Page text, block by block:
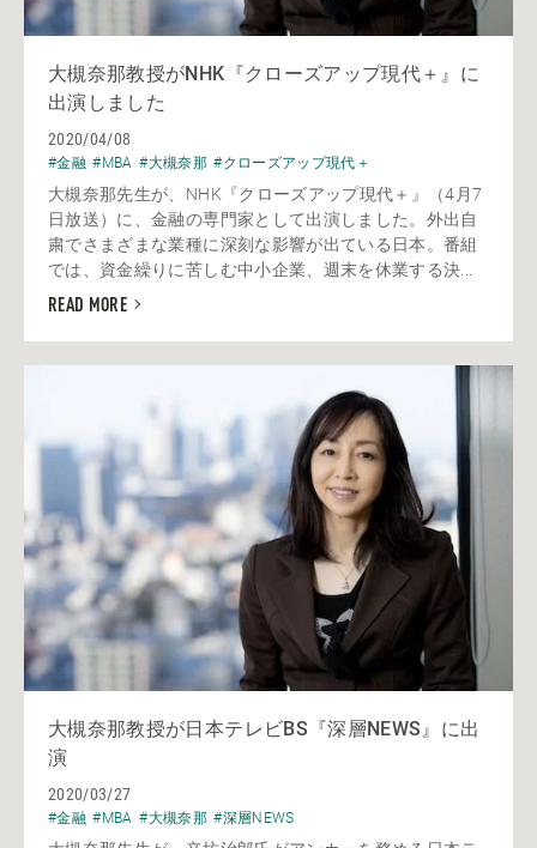
大槻奈那教授がNHK『クローズアップ現代＋』に
出演しました
2020/04/08
#金融 #MBA #大槻奈那 #クローズアップ現代＋
大槻奈那先生が、NHK『クローズアップ現代＋』（4月7
日放送）に、金融の専門家として出演しました。外出自
粛でさまざまな業種に深刻な影響が出ている日本。番組
では、資金繰りに苦しむ中小企業、週末を休業する決...
READ MORE
大槻奈那教授が日本テレビBS『深層NEWS』に出
演
2020/03/27
#金融 #MBA #大槻奈那 #深層NEWS